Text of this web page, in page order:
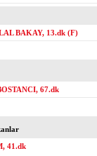
BAKAY, 13.dk (F)
67.dk
41.dk